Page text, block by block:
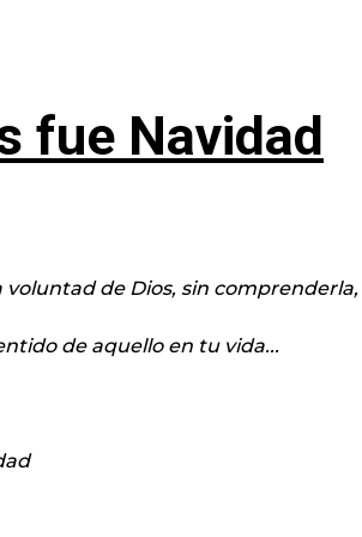
fue Navidad
de Dios, sin comprenderla,
de aquello en tu vida...